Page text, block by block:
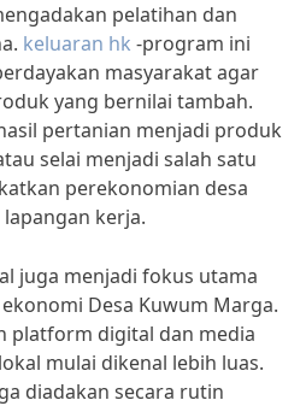
pelatihan dan
keluaran hk -program ini
masyarakat agar
yang bernilai tambah.
pertanian menjadi produk
selai menjadi salah satu
perekonomian desa
kerja.
juga menjadi fokus utama
Desa Kuwum Marga.
platform digital dan media
mulai dikenal lebih luas.
diadakan secara rutin